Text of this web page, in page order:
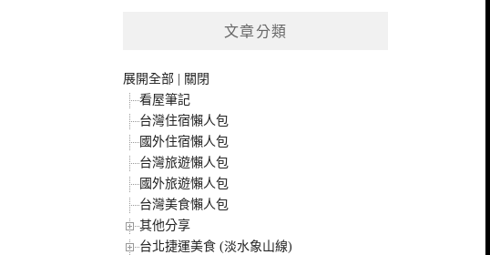
文章分類
展開全部
關閉
看屋筆記
台灣住宿懶人包
國外住宿懶人包
台灣旅遊懶人包
國外旅遊懶人包
台灣美食懶人包
其他分享
台北捷運美食 (淡水象山線)